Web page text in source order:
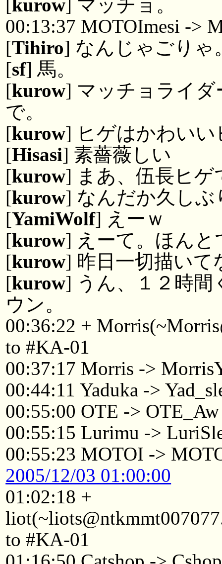
[kurow] マッチョ。
00:13:37 MOTOImesi ->
[Tihiro] なんじゃごりゃ
[sf] 馬。
[kurow] マッチョライ
で。
[kurow] ヒゲはかわい
[Hisasi] 素薔薇しい
[kurow] まあ、伍長ヒ
[kurow] なんだか久し
[YamiWolf] えーｗ
[kurow] えーて。ほんと
[kurow] 昨日一切描い
[kurow] うん、１２時間
ウン。
00:36:22 +
to #KA-01
00:37:17 Morris ->
00:44:11 Yaduka ->
00:55:00 OTE -> OTE_Aw
00:55:15 Lurimu ->
00:55:23 MOTOI ->
2005/12/03 01:00:00
01:02:18 +
to #KA-01